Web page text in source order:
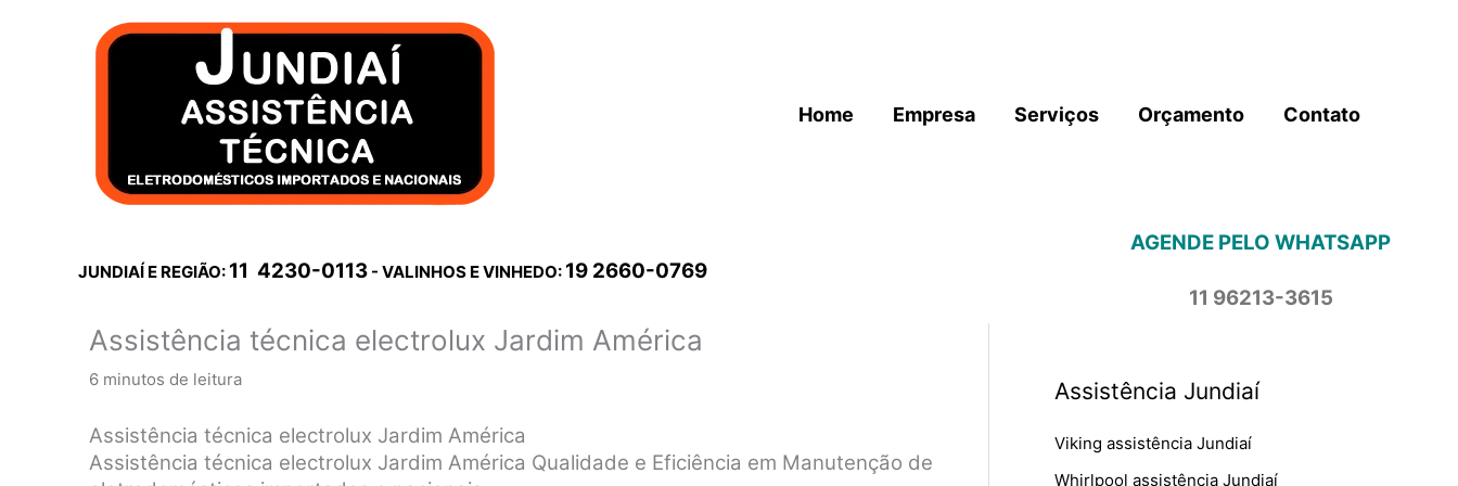
Home Empresa Serviços Orçamento Contato
JUNDIAÍ E REGIÃO: 11 4230-0113 - VALINHOS E VINHEDO: 19 2660-0769
AGENDE PELO WHATSAPP
11 96213-3615
Assistência técnica electrolux Jardim América
6 minutos de leitura
Assistência técnica electrolux Jardim América
Assistência técnica electrolux Jardim América Qualidade e Eficiência em Manutenção de
Assistência Jundiaí
Viking assistência Jundiaí
Whirlpool assistência Jundiaí